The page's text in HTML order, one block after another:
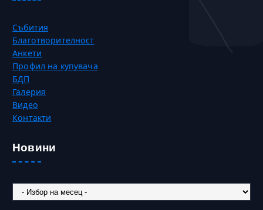
Събития
Благотворителност
Анкети
Профил на купувача
БДП
Галерия
Видео
Контакти
Новини
Новини